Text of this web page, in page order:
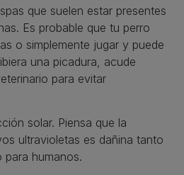
que suelen estar presentes
Es probable que tu perro
o simplemente jugar y puede
una picadura, acude
para evitar
solar. Piensa que la
ultravioletas es dañina tanto
para humanos.